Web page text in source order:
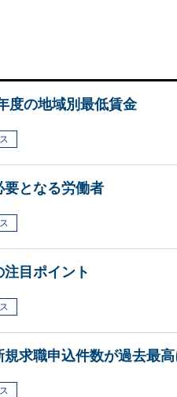
度の地域別最低賃金
要となる労働者
目ポイント
求職申込件数が過去最